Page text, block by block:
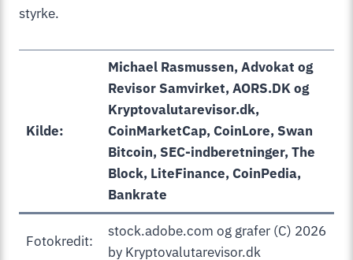
styrke.
Kilde:
Michael Rasmussen, Advokat og
Revisor Samvirket, AORS.DK og
Kryptovalutarevisor.dk,
CoinMarketCap, CoinLore, Swan
Bitcoin, SEC-indberetninger, The
Block, LiteFinance, CoinPedia,
Bankrate
Fotokredit:
stock.adobe.com og grafer (C) 2026
by Kryptovalutarevisor.dk